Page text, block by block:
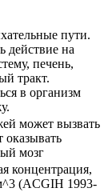
пути.
действие на
печень,
тракт.
в организм
может вызвать
оказывать
мозг
концентрация,
(ACGIH 1993-